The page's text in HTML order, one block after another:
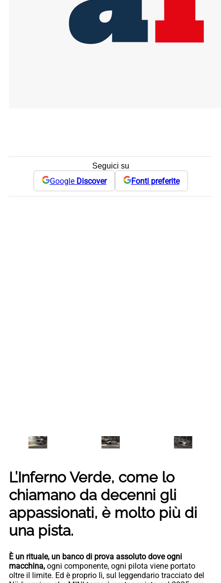
Seguici su
Google Discover Fonti preferite
L’Inferno Verde, come lo
chiamano da decenni gli
appassionati, è molto più di
una pista.
È un rituale, un banco di prova assoluto dove ogni
macchina, ogni componente, ogni pilota viene portato
oltre il limite. Ed è proprio lì, sul leggendario tracciato del